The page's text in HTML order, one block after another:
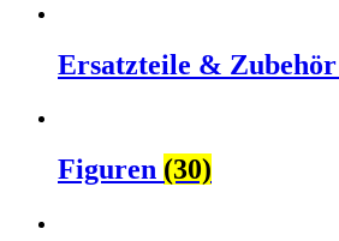
Ersatzteile & Zubehör
Figuren (30)